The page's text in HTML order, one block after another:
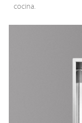
cocina.